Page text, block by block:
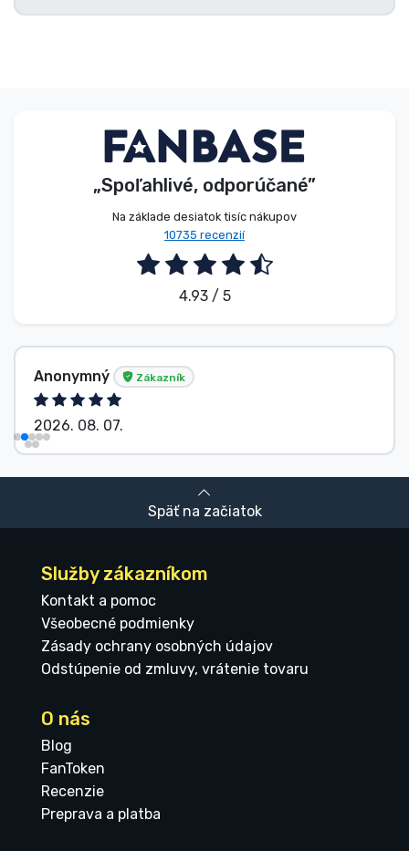
„Spoľahlivé, odporúčané”
Na základe desiatok tisíc nákupov
10735 recenzií
4.93 / 5
Anonymný Zákazník
2026. 08. 07.
Späť na začiatok
Služby zákazníkom
Kontakt a pomoc
Všeobecné podmienky
Zásady ochrany osobných údajov
Odstúpenie od zmluvy, vrátenie tovaru
O nás
Blog
FanToken
Recenzie
Preprava a platba